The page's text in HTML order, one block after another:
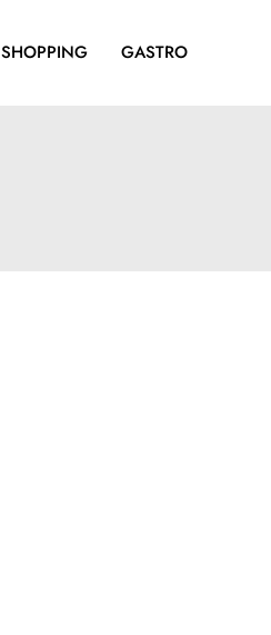
SHOPPING GASTRO